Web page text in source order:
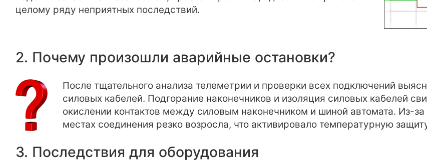
целому ряду неприятных последствий.
2. Почему произошли аварийные остановки?
После тщательного анализа телеметрии и проверки всех подключений
силовых кабелей. Подгорание наконечников и изоляция силовых кабелей
окислении контактов между силовым наконечником и шиной автомата. Из-
местах соединения резко возросла, что активировало температурную
3. Последствия для оборудования